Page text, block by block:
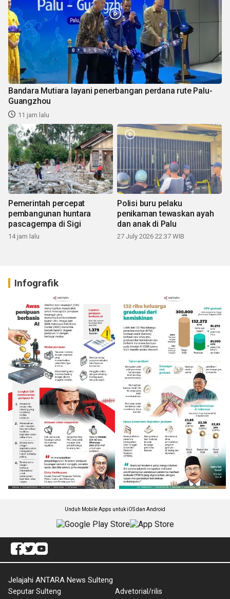
Bandara Mutiara layani penerbangan perdana rute Palu-
Guangzhou
11 jam lalu
Pemerintah percepat
pembangunan huntara
pascagempa di Sigi
14 jam lalu
Polisi buru pelaku
penikaman tewaskan ayah
dan anak di Palu
27 July 2026 22:37 WIB
Infografik
Unduh Mobile Apps untuk iOS dan Android
Jelajahi ANTARA News Sulteng
Seputar Sulteng Advetorial/rilis